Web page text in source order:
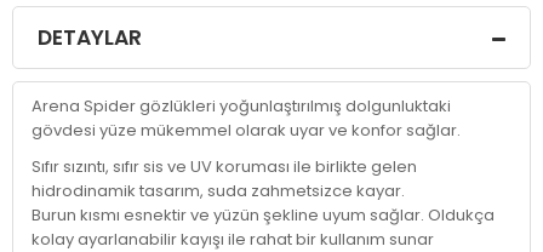
DETAYLAR
Arena Spider gözlükleri yoğunlaştırılmış dolgunluktaki
gövdesi yüze mükemmel olarak uyar ve konfor sağlar.
Sıfır sızıntı, sıfır sis ve UV koruması ile birlikte gelen
hidrodinamik tasarım, suda zahmetsizce kayar.
Burun kısmı esnektir ve yüzün şekline uyum sağlar. Oldukça
kolay ayarlanabilir kayışı ile rahat bir kullanım sunar